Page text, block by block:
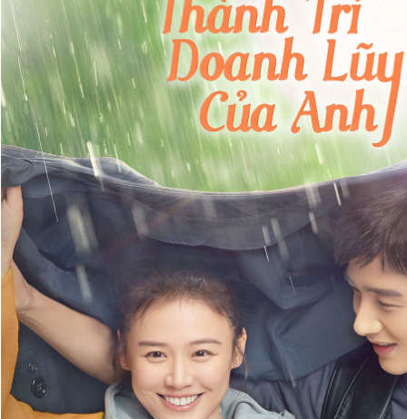
Tổng biên tập: Nguyễn Ngọc Toàn
Phó tổng biên tập thường trực: Hải Thành
Phó tổng biên tập: Lâm Hiếu Dũng
Phó tổng biên tập: Trần Việt Hưng
Tổng thư ký tòa soạn: Đức Trung
Giấy phép xuất bản số 110/GP - BTTTT cấp ngày 24.3.2020
© 2003-2026 Bản quyền thuộc về Báo Thanh Niên. Cấm sao
chép dưới mọi hình thức nếu không có sự chấp thuận bằng văn
bản. Phát triển bởi ePi Technologies, JSC.